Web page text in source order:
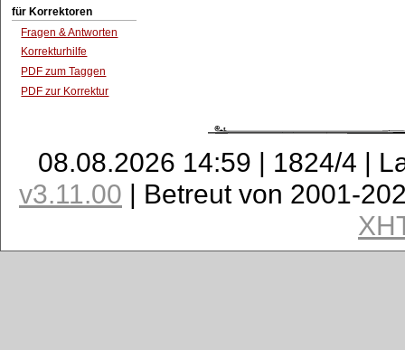
für Korrektoren
Fragen & Antworten
Korrekturhilfe
PDF zum Taggen
PDF zur Korrektur
08.08.2026 14:59 | 1824/4 |
v3.11.00 | Betreut von 2001-